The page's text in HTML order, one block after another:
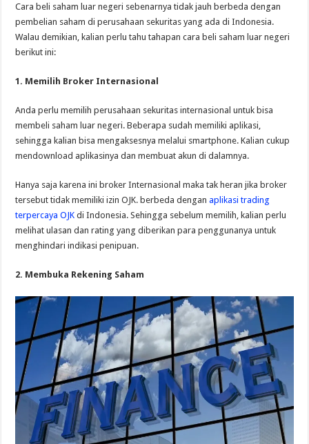
Cara beli saham luar negeri sebenarnya tidak jauh berbeda dengan
pembelian saham di perusahaan sekuritas yang ada di Indonesia.
Walau demikian, kalian perlu tahu tahapan cara beli saham luar negeri
berikut ini:
1. Memilih Broker Internasional
Anda perlu memilih perusahaan sekuritas internasional untuk bisa
membeli saham luar negeri. Beberapa sudah memiliki aplikasi,
sehingga kalian bisa mengaksesnya melalui smartphone. Kalian cukup
mendownload aplikasinya dan membuat akun di dalamnya.
Hanya saja karena ini broker Internasional maka tak heran jika broker
tersebut tidak memiliki izin OJK. berbeda denganaplikasi trading
terpercaya OJK di Indonesia. Sehingga sebelum memilih, kalian perlu
melihat ulasan dan rating yang diberikan para penggunanya untuk
menghindari indikasi penipuan.
2. Membuka Rekening Saham